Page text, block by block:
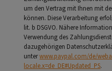
um den Vertrag mit Ihnen mit
können. Diese Verarbeitung
lit. b DSGVO. Nähere
Verwendung des
dazugehörigen
unterwww.paypal.com/de/
locale.x=de_DE#Updated_PS.